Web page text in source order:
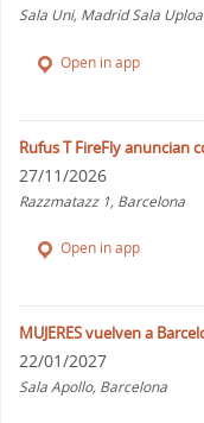
Sala Uni, Madrid Sala
Open in app
Rufus T FireFly anuncian
27/11/2026
Razzmatazz 1, Barcelona
Open in app
MUJERES vuelven a
22/01/2027
Sala Apollo, Barcelona